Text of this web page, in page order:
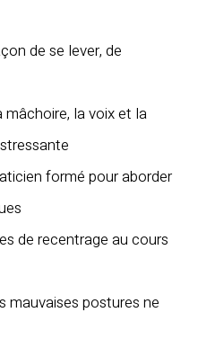
de se lever, de
mâchoire, la voix et la
formé pour aborder
de recentrage au cours
mauvaises postures ne